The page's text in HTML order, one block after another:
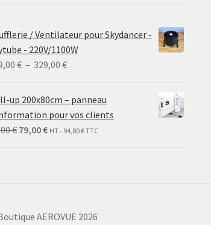
/ Ventilateur pour Skydancer -
- 220V/1100W
€ – 329,00€Plage
279,00 €
up 200x80cm – panneau
pour vos clients
€ Le
79,00€Le
HT - 94,80€TTC
AEROVUE 2026